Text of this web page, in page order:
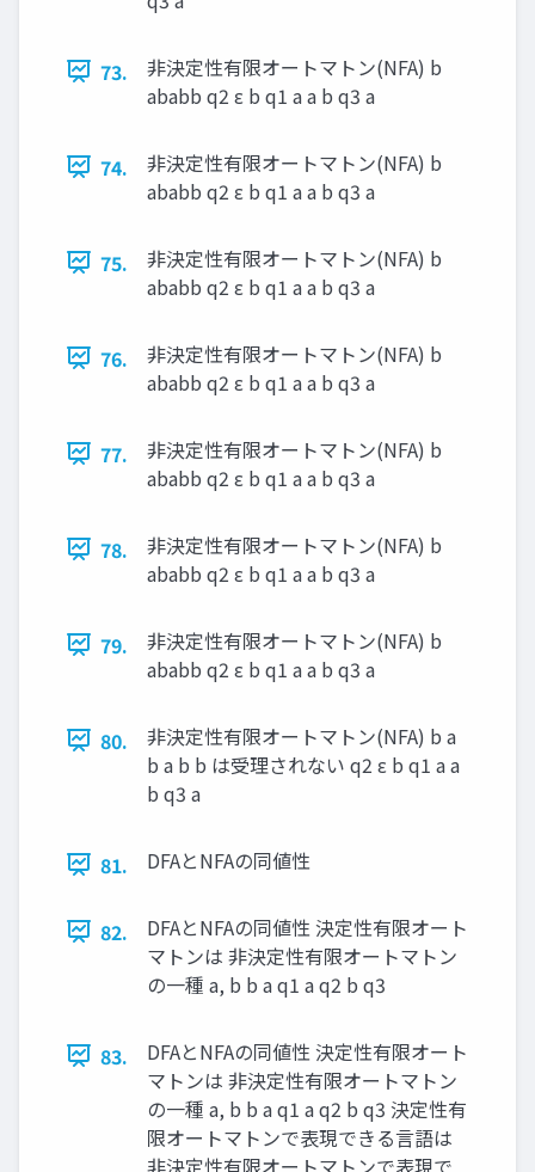
73.
非決定性有限オートマトン(NFA) b
ababb q2 ε b q1 a a b q3 a
74.
非決定性有限オートマトン(NFA) b
ababb q2 ε b q1 a a b q3 a
75.
非決定性有限オートマトン(NFA) b
ababb q2 ε b q1 a a b q3 a
76.
非決定性有限オートマトン(NFA) b
ababb q2 ε b q1 a a b q3 a
77.
非決定性有限オートマトン(NFA) b
ababb q2 ε b q1 a a b q3 a
78.
非決定性有限オートマトン(NFA) b
ababb q2 ε b q1 a a b q3 a
79.
非決定性有限オートマトン(NFA) b
ababb q2 ε b q1 a a b q3 a
80.
非決定性有限オートマトン(NFA) b a
b a b b は受理されない q2 ε b q1 a a
b q3 a
81. DFAとNFAの同値性
82.
DFAとNFAの同値性 決定性有限オート
マトンは 非決定性有限オートマトン
の一種 a, b b a q1 a q2 b q3
83.
DFAとNFAの同値性 決定性有限オート
マトンは 非決定性有限オートマトン
の一種 a, b b a q1 a q2 b q3 決定性有
限オートマトンで表現できる言語は
非決定性有限オートマトンで表現で